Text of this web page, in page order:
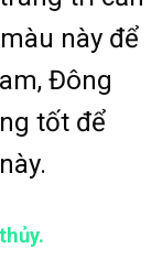
này để
Đông
tốt để